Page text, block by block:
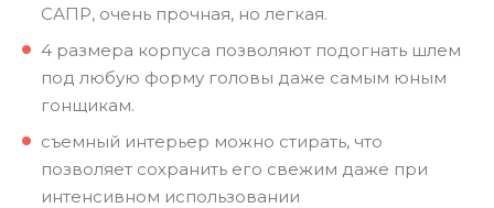
САПР, очень прочная, но легкая.
4 размера корпуса позволяют подогнать шлем
под любую форму головы даже самым юным
гонщикам.
съемный интерьер можно стирать, что
позволяет сохранить его свежим даже при
интенсивном использовании